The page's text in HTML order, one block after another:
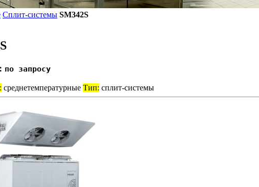
Сплит-системы SM342S
по запросу
среднетемпературные Тип: сплит-системы